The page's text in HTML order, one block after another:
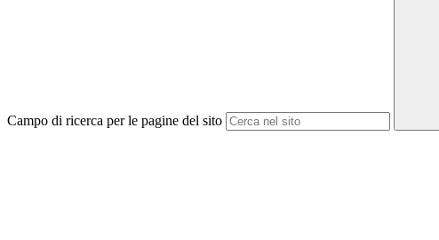
Campo di ricerca per le pagine del sito